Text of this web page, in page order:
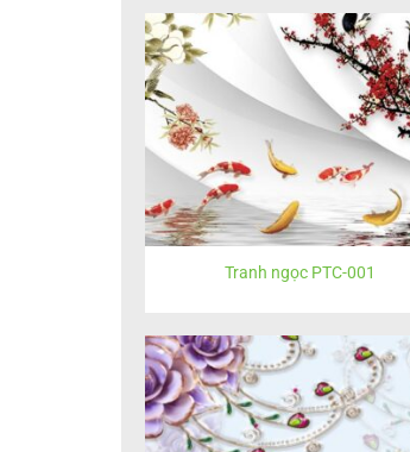
Tranh ngọc PTC-001